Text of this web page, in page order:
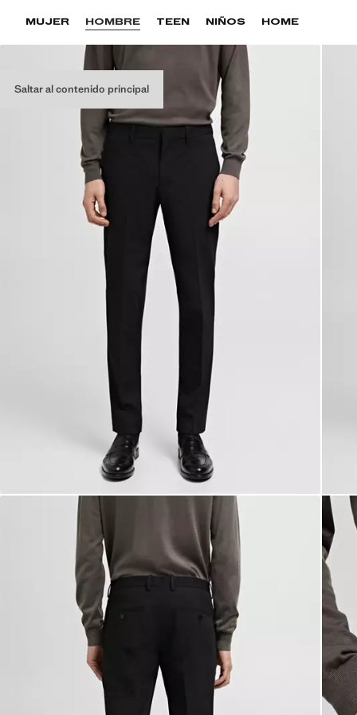
Saltar al contenido principal
MUJER HOMBRE TEEN NIÑOS HOME